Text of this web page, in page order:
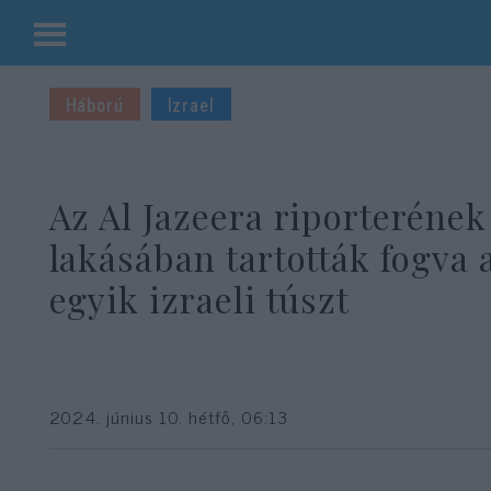
Kilépés
tartalomba
Háború Izrael
Az Al Jazeera riporterének
lakásában tartották fogva
egyik izraeli túszt
2024. június 10. hétfő, 06:13